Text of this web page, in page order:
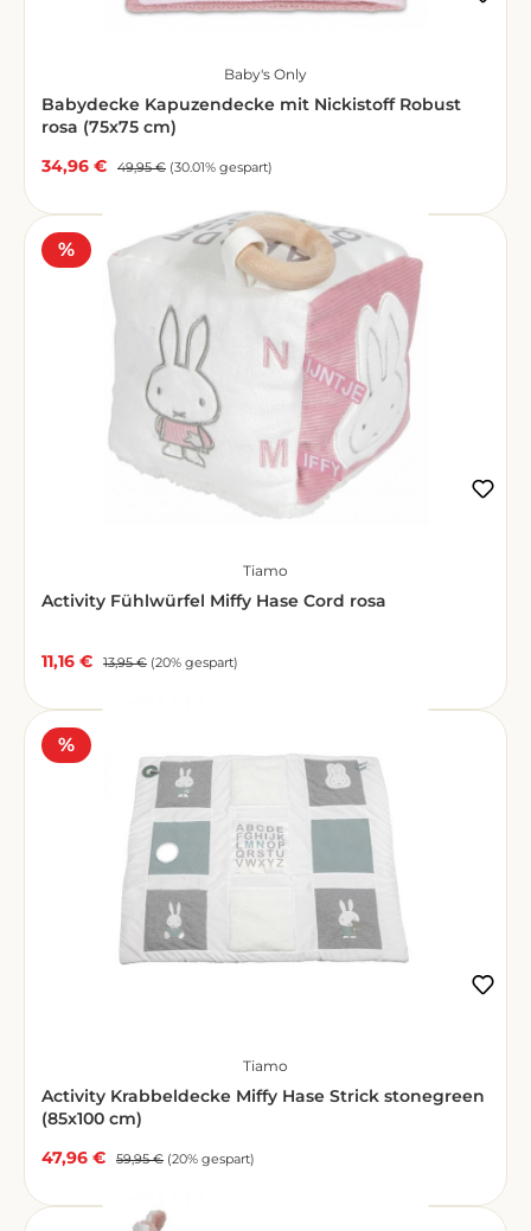
Baby's Only
Babydecke Kapuzendecke mit Nickistoff Robust
rosa (75x75 cm)
Verkaufspreis:
34,96 € Regulärer Preis:
49,95 € (30.01% gespart)
Rabatt
%
Tiamo
Activity Fühlwürfel Miffy Hase Cord rosa
Verkaufspreis:
11,16 € Regulärer Preis:
13,95 € (20% gespart)
Rabatt
%
Tiamo
Activity Krabbeldecke Miffy Hase Strick stonegreen
(85x100 cm)
Verkaufspreis:
47,96 € Regulärer Preis:
59,95 € (20% gespart)